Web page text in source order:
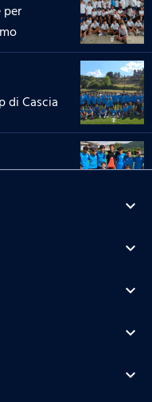
per
di Cascia
'Green
expand_more
expand_more
expand_more
expand_more
expand_more